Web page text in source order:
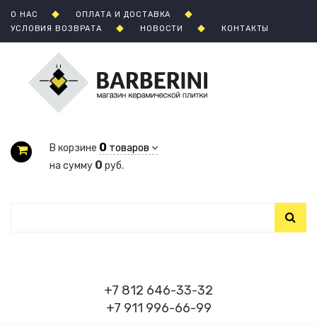
О НАС
ОПЛАТА И ДОСТАВКА
УСЛОВИЯ ВОЗВРАТА
НОВОСТИ КОНТАКТЫ
В корзине 0 товаров
на сумму 0 руб.
+7 812 646-33-32
+7 911 996-66-99